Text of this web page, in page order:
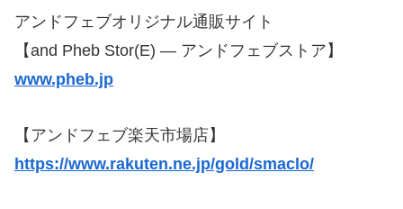
アンドフェブオリジナル通販サイト
【and Pheb Stor(E) — アンドフェブストア】
www.pheb.jp
【アンドフェブ楽天市場店】
https://www.rakuten.ne.jp/gold/smaclo/